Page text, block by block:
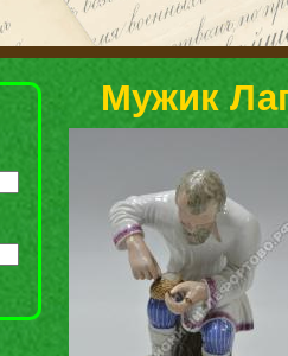
Мужик